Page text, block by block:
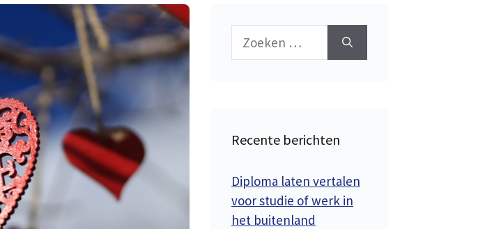
Zoek
Recente berichten
Diploma laten vertalen
voor studie of werk in
het buitenland